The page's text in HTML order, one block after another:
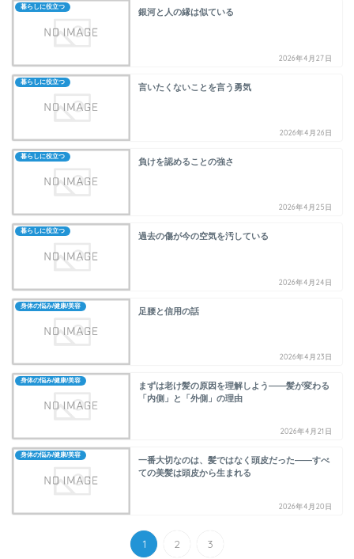
暮らしに役立つ
銀河と人の縁は似ている
2026年4月27日
暮らしに役立つ
言いたくないことを言う勇気
2026年4月26日
暮らしに役立つ
負けを認めることの強さ
2026年4月25日
暮らしに役立つ
過去の傷が今の空気を汚している
2026年4月24日
身体の悩み/健康/美容
足腰と信用の話
2026年4月23日
身体の悩み/健康/美容
まずは老け髪の原因を理解しよう――髪が変わる
「内側」と「外側」の理由
2026年4月21日
身体の悩み/健康/美容
一番大切なのは、髪ではなく頭皮だった――すべ
ての美髪は頭皮から生まれる
2026年4月20日
1 2 3